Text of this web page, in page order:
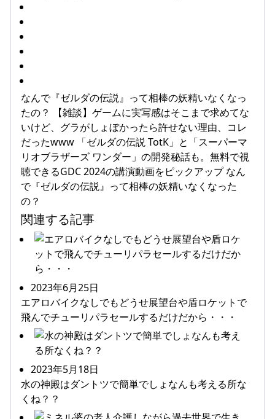
なんで『ゼルダの伝説』って相棒の妖精いなくなっ
たの？ 【雑談】ゲームに実写感はそこまで求めてな
いけど、グラがしょぼかったら許せない理由、コレ
だったwww 「ゼルダの伝説 TotK」と「スーパーマ
リオブラザーズ ワンダー」の開発秘話も。無料で視
聴できるGDC 2024の講演動画をピックアップ なん
で『ゼルダの伝説』って相棒の妖精いなくなった
の？
関連する記事
2023年6月25日
エアロバイクなしでもどうせ展望台や盾ロケットで
飛んでチューリパラセールするだけだから・・・
2023年5月18日
水の神殿はダントツで簡単でしょなんも考える所な
くね？？